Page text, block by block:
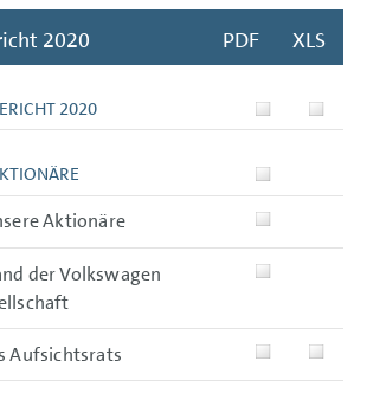
2020 XLS
PDF
2020
Aktionäre
der Volkswagen
Aufsichtsrats